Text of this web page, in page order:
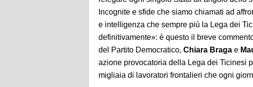
Incognite e sfide che siamo chiamati ad
e intelligenza che sempre più la Lega dei
definitivamente»: è questo il breve
del Partito Democratico, Chiara Braga e
azione provocatoria della Lega dei Ticinesi
migliaia di lavoratori frontalieri che ogni